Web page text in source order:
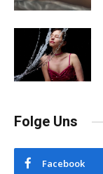
Folge Uns
Facebook